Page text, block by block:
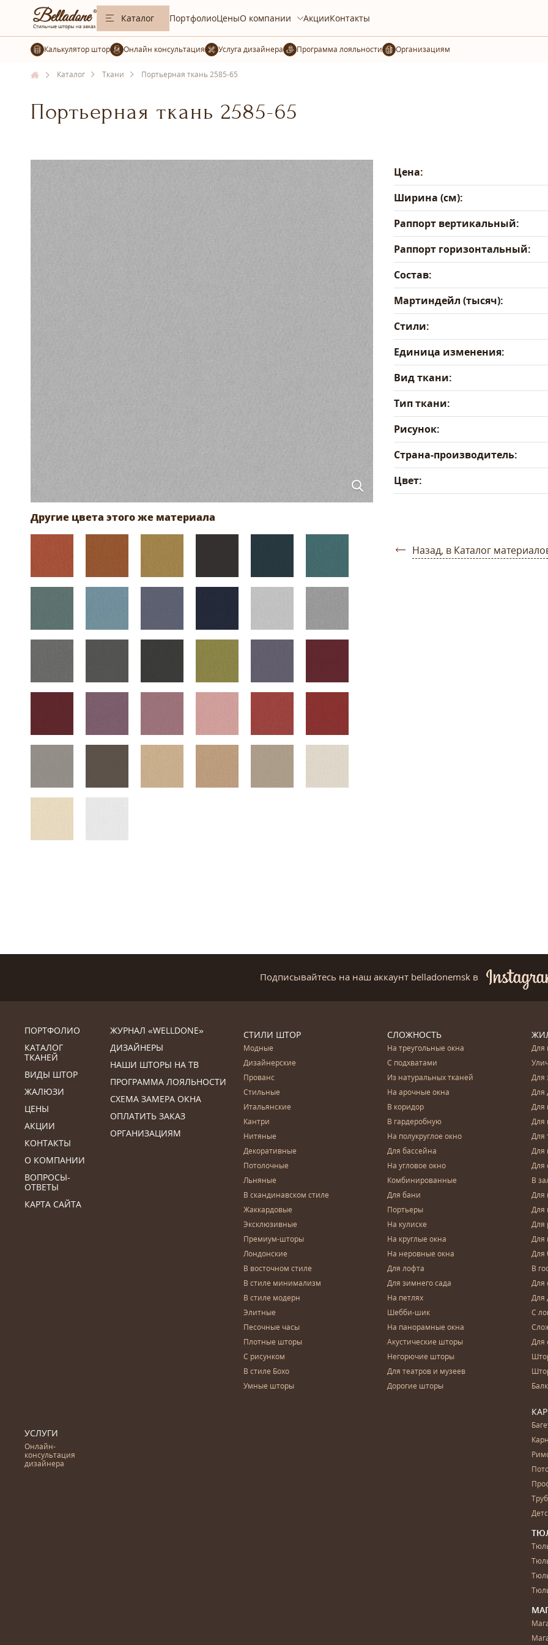
Каталог ПортфолиоЦеныО компании АкцииКонтакты
Калькулятор штор Услуга дизайнера Организациям
Каталог Ткани Портьерная ткань 2585-65
Портьерная ткань 2585-65
Цена:
Ширина (см):
Раппорт вертикальный:
Раппорт горизонтальный:
Состав:
Мартиндейл (тысяч):
Стили:
Единица изменения:
Вид ткани:
Тип ткани:
Рисунок:
Страна-производитель:
Цвет:
Назад, в Каталог
Подписывайтесь на наш аккаунт belladonemsk в
ПОРТФОЛИО
КАТАЛОГ
ТКАНЕЙ
ВИДЫ ШТОР
ЖАЛЮЗИ
ЦЕНЫ
АКЦИИ
КОНТАКТЫ
О КОМПАНИИ
ВОПРОСЫ-
ОТВЕТЫ
КАРТА САЙТА
ЖУРНАЛ «WELLDONE»
ДИЗАЙНЕРЫ
НАШИ ШТОРЫ НА ТВ
ПРОГРАММА ЛОЯЛЬНОСТИ
СХЕМА ЗАМЕРА ОКНА
ОПЛАТИТЬ ЗАКАЗ
ОРГАНИЗАЦИЯМ
УСЛУГИ
Онлайн-
консультация
дизайнера
СТИЛИ ШТОР
Модные
Дизайнерские
Прованс
Стильные
Итальянские
Кантри
Нитяные
Декоративные
Потолочные
Льняные
В скандинавском стиле
Жаккардовые
Эксклюзивные
Премиум-шторы
Лондонские
В восточном стиле
В стиле минимализм
В стиле модерн
Элитные
Песочные часы
Плотные шторы
С рисунком
В стиле Бохо
Умные шторы
СЛОЖНОСТЬ
На треугольные окна
С подхватами
Из натуральных тканей
На арочные окна
В коридор
В гардеробную
На полукруглое окно
Для бассейна
На угловое окно
Комбинированные
Для бани
Портьеры
На кулиске
На круглые окна
На неровные окна
Для лофта
Для зимнего сада
На петлях
Шебби-шик
На панорамные окна
Акустические шторы
Негорючие шторы
Для театров и музеев
Дорогие шторы
Для
Для
Для
Для
Для
Для
Для
Для
В
Для
Для
Для
Для
Для
В
Для
Для
С
Для